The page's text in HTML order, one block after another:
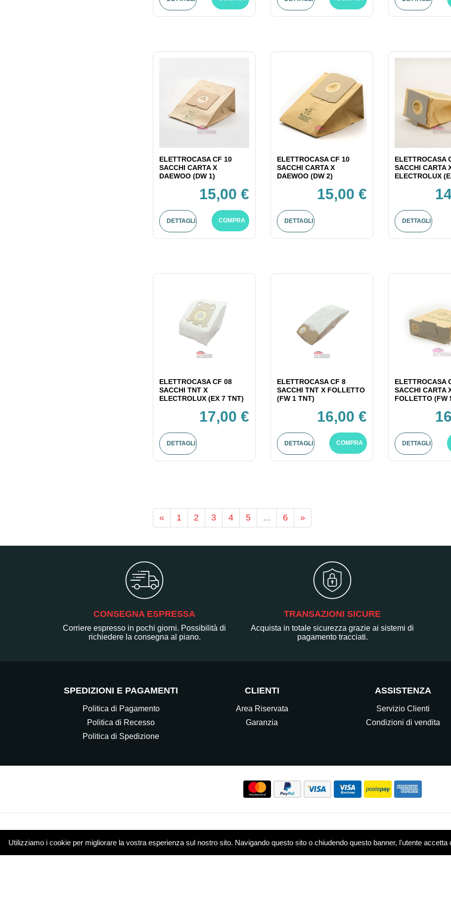
Utilizziamo i cookie per migliorare la vostra esperienza sul nostro sito. Navigando questo sito o chiudendo questo banner, l'utente accetta
ELETTROCASA CF 10
SACCHI CARTA X
DAEWOO (DW 1)
15,00 €
DETTAGLI COMPRA
ELETTROCASA CF 10
SACCHI CARTA X
DAEWOO (DW 2)
15,00 €
DETTAGLI
ELETTROCASA
SACCHI CARTA
ELECTROLUX
DETTAGLI
ELETTROCASA CF 08
SACCHI TNT X
ELECTROLUX (EX 7 TNT)
17,00 €
DETTAGLI
ELETTROCASA CF 8
SACCHI TNT X FOLLETTO
(FW 1 TNT)
16,00 €
DETTAGLI COMPRA
ELETTROCASA
SACCHI CARTA
FOLLETTO (FW
DETTAGLI
« 1 2 3 4 5 ... 6 »
CONSEGNA ESPRESSA
Corriere espresso in pochi giorni. Possibilità di
richiedere la consegna al piano.
TRANSAZIONI SICURE
Acquista in totale sicurezza grazie ai sistemi di
pagamento tracciati.
SPEDIZIONI E PAGAMENTI
Politica di Pagamento
Politica di Recesso
Politica di Spedizione
CLIENTI
Area Riservata
Garanzia
ASSISTENZA
Servizio Clienti
Condizioni di vendita